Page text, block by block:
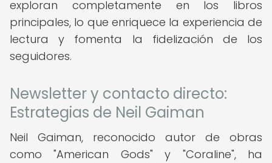
exploran completamente en los libros
principales, lo que enriquece la experiencia de
lectura y fomenta la fidelización de los
seguidores.
Newsletter y contacto directo:
Estrategias de Neil Gaiman
Neil Gaiman, reconocido autor de obras
como "American Gods" y "Coraline", ha